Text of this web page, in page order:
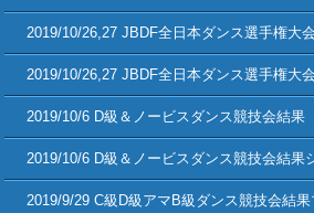
2019/10/26,27 JBDF全日本ダンス選手権大
2019/10/26,27 JBDF全日本ダンス選手権大
2019/10/6 D級＆ノービスダンス競技会結果
2019/10/6 D級＆ノービスダンス競技会結果
2019/9/29 C級D級アマB級ダンス競技会結